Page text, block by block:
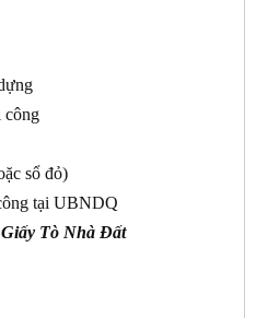
công
sổ đỏ)
tại UBNDQ
Tò Nhà Đất